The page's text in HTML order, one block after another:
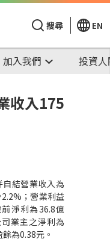
搜尋 EN
加入我們 投資
收入175
結營業收入為
；營業利益
淨利為36.8億
業主之淨利為
為0.38元。